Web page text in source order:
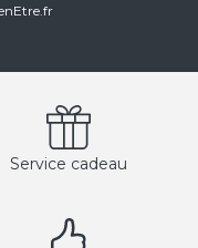
Service cadeau